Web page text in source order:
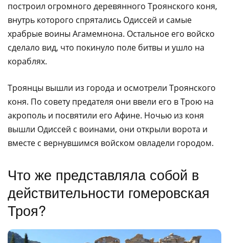
построил огромного деревянного Троянского коня,
внутрь которого спрятались Одиссей и самые
храбрые воины Агамемнона. Остальное его войско
сделало вид, что покинуло поле битвы и ушло на
кораблях.
Троянцы вышли из города и осмотрели Троянского
коня. По совету предателя они ввели его в Трою на
акрополь и посвятили его Афине. Ночью из коня
вышли Одиссей с воинами, они открыли ворота и
вместе с вернувшимся войском овладели городом.
Что же представляла собой в
действительности гомеровская
Троя?